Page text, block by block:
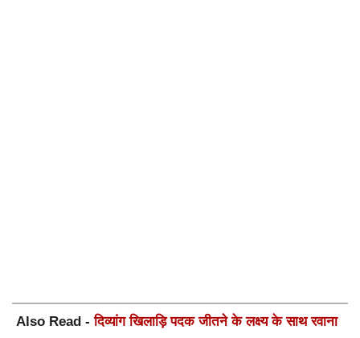
Also Read -दिव्यांग खिलाड़ि पदक जीतने के लक्ष्य के साथ रवाना